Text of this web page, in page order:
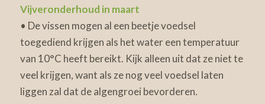
Vijveronderhoud in maart
• De vissen mogen al een beetje voedsel
toegediend krijgen als het water een temperatuur
van 10°C heeft bereikt. Kijk alleen uit dat ze niet te
veel krijgen, want als ze nog veel voedsel laten
liggen zal dat de algengroei bevorderen.